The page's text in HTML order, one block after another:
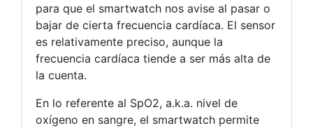
para que el smartwatch nos avise al pasar o
bajar de cierta frecuencia cardíaca. El sensor
es relativamente preciso, aunque la
frecuencia cardíaca tiende a ser más alta de
la cuenta.
En lo referente al SpO2, a.k.a. nivel de
oxígeno en sangre, el smartwatch permite